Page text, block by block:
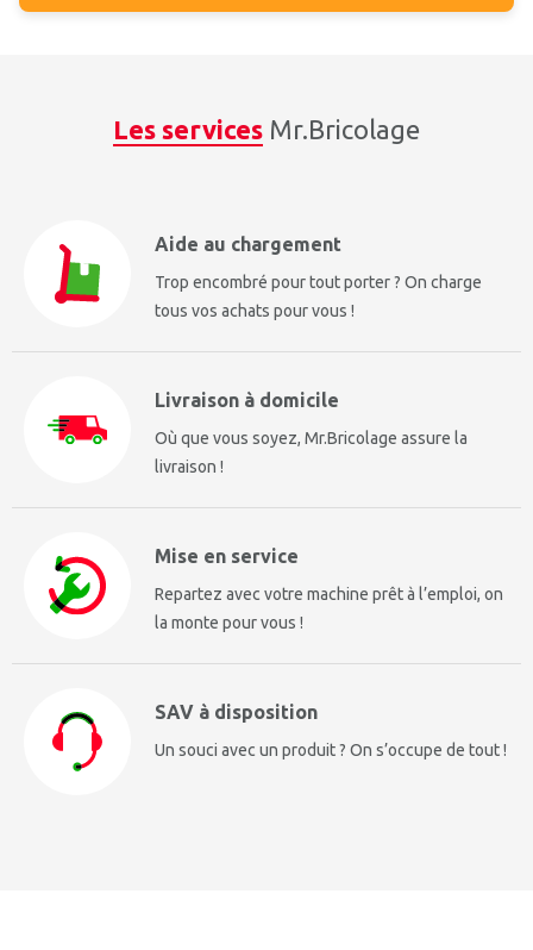
Les services Mr.Bricolage
Aide au chargement
Trop encombré pour tout porter ? On charge
tous vos achats pour vous !
Livraison à domicile
Où que vous soyez, Mr.Bricolage assure la
livraison !
Mise en service
Repartez avec votre machine prêt à l’emploi, on
la monte pour vous !
SAV à disposition
Un souci avec un produit ? On s’occupe de tout !